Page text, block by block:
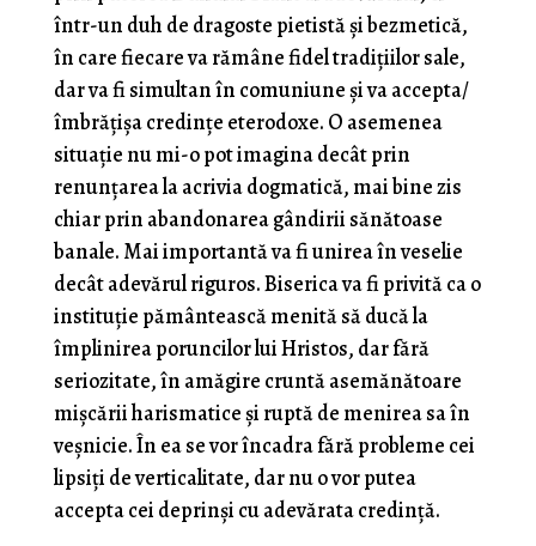
într-un duh de dragoste pietistă și bezmetică,
în care fiecare va rămâne fidel tradițiilor sale,
dar va fi simultan în comuniune și va accepta/
îmbrățișa credințe eterodoxe. O asemenea
situație nu mi-o pot imagina decât prin
renunțarea la acrivia dogmatică, mai bine zis
chiar prin abandonarea gândirii sănătoase
banale. Mai importantă va fi unirea în veselie
decât adevărul riguros. Biserica va fi privită ca o
instituție pământească menită să ducă la
împlinirea poruncilor lui Hristos, dar fără
seriozitate, în amăgire cruntă asemănătoare
mișcării harismatice și ruptă de menirea sa în
veșnicie. În ea se vor încadra fără probleme cei
lipsiți de verticalitate, dar nu o vor putea
accepta cei deprinși cu adevărata credință.